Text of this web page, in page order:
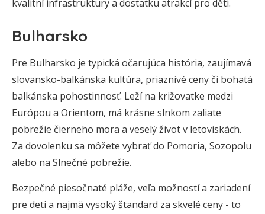
kvalitní infrastruktury a dostatku atrakcí pro děti.
Bulharsko
Pre Bulharsko je typická očarujúca história, zaujímavá
slovansko-balkánska kultúra, priaznivé ceny či bohatá
balkánska pohostinnosť. Leží na križovatke medzi
Európou a Orientom, má krásne slnkom zaliate
pobrežie čierneho mora a veselý život v letoviskách.
Za dovolenku sa môžete vybrať do Pomoria, Sozopolu
alebo na Slnečné pobrežie.
Bezpečné piesočnaté pláže, veľa možností a zariadení
pre deti a najmä vysoký štandard za skvelé ceny - to